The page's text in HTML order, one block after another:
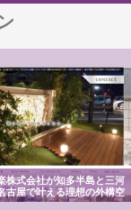
株式会社が知多半島と三河
古屋で叶える理想の外構空